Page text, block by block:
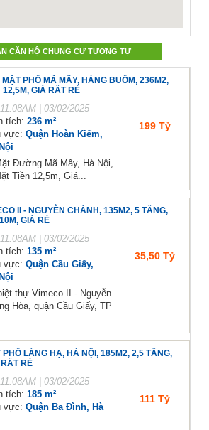
CĂN HỘ CHUNG CƯ TƯƠNG TỰ
PHỐ MÃ MÂY, HÀNG BUỒM, 236M2,
12,5M, GIÁ RẤT RẺ
11:08AM | 03/02/2025
tích: 236 m²
vực: Quận Hoàn Kiếm,
199 Tỷ
Đường Mã Mây, Hà Nội,
Tiền 12,5m, Giá...
II - NGUYỄN CHÁNH, 135M2, 5 TẦNG,
GIÁ RẺ
11:08AM | 03/02/2025
tích: 135 m²
vực: Quận Cầu Giấy,
35,50 Tỷ
thự Vimeco II - Nguyễn
Hòa, quận Cầu Giấy, TP
LÁNG HẠ, HÀ NỘI, 185M2, 2,5 TẦNG,
RẺ
11:08AM | 03/02/2025
tích: 185 m²
vực: Quận Ba Đình, Hà
111 Tỷ